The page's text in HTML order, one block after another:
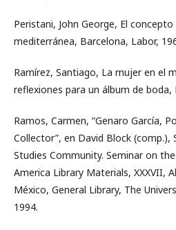
Peristani, John George, El
mediterránea, Barcelona, Labor,
Ramírez, Santiago, La mujer en el
reflexiones para un álbum de boda,
Ramos, Carmen, “Genaro García,
Collector”, en David Block (comp.),
Studies Community. Seminar on
America Library Materials, XXXVII,
México, General Library, The
1994.